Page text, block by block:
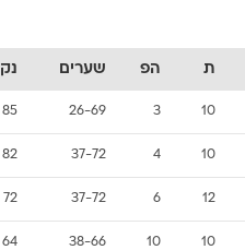
ת הפ שערים נק
10
3
26-69
85
10
4
37-72
82
12
6
37-72
72
10
10
38-66
64